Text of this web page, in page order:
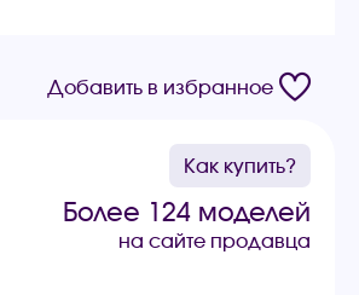
Добавить в избранное
Как купить?
Более 124 моделей
на сайте продавца